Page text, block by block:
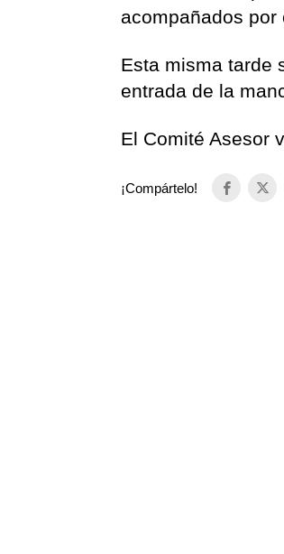
acompañados
Esta misma tarde
entrada de la
El Comité Asesor
¡Compártelo!